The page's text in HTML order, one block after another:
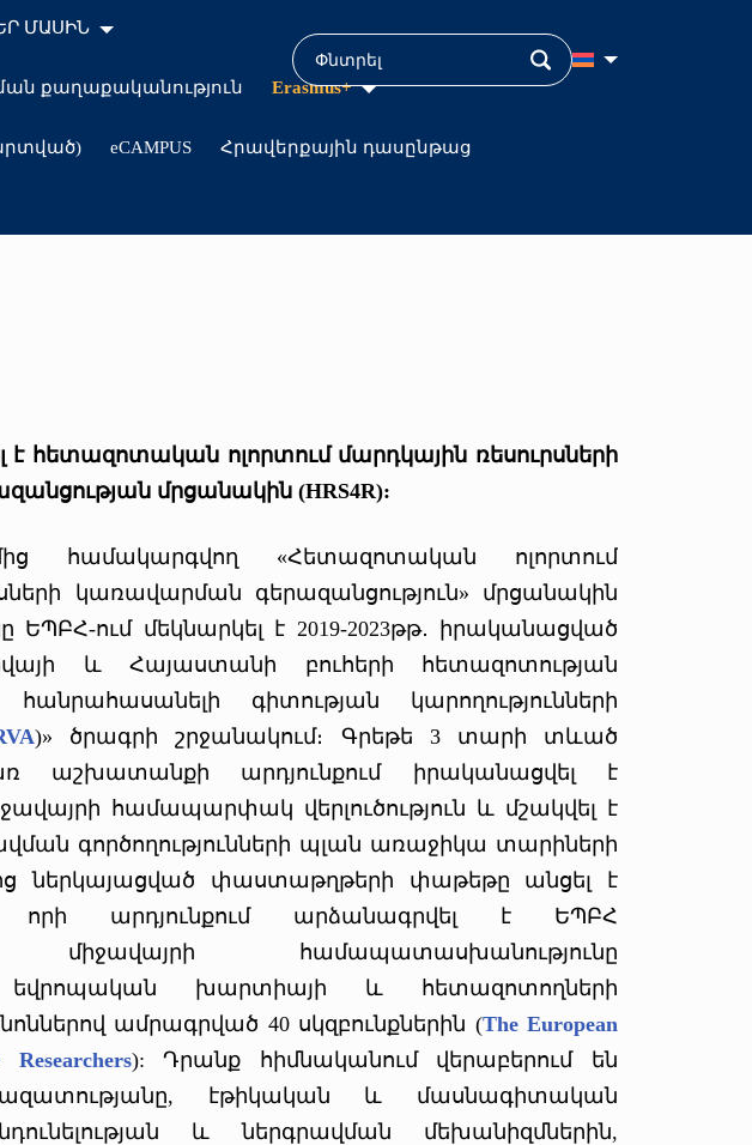
ՄԱՍԻՆ
քաղաքականություն Erasmus+
eCAMPUS Հրավերքային դասընթաց
հետազոտական ոլորտում մարդկային ռեսուրսների
մրցանակին (HRS4R):
համակարգվող «Հետազոտական ոլորտում
կառավարման գերազանցություն» մրցանակին
ԵՊԲՀ-ում մեկնարկել է 2019-2023թթ․ իրականացված
և Հայաստանի բուհերի հետազոտության
գիտության կարողությունների
)» ծրագրի շրջանակում։ Գրեթե 3 տարի տևած
աշխատանքի արդյունքում իրականացվել է
համապարփակ վերլուծություն և մշակվել է
գործողությունների պլան առաջիկա տարիների
ներկայացված փաստաթղթերի փաթեթը անցել է
որի արդյունքում արձանագրվել է ԵՊԲՀ
միջավայրի համապատասխանությունը
եվրոպական խարտիայի և հետազոտողների
ամրագրված 40 սկզբունքներին (The European
): Դրանք հիմնականում վերաբերում են
էթիկական և մասնագիտական
և ներգրավման մեխանիզմներին,